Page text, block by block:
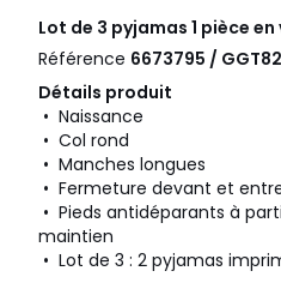
Lot de 3 pyjamas 1 pièce
Référence 6673795 /
Détails produit
• Naissance
• Col rond
• Manches longues
• Fermeture devant et
• Pieds antidéparants à
maintien
• Lot de 3 : 2 pyjamas